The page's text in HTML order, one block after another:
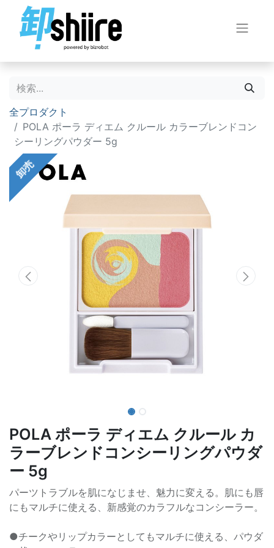
全プロダクト
POLA ポーラ ディエム クルール カラーブレンドコン
シーリングパウダー 5g
卸売
POLA ポーラ ディエム クルール カ
ラーブレンドコンシーリングパウダ
ー 5g
パーツトラブルを肌になじませ、魅力に変える。肌にも唇
にもマルチに使える、新感覚のカラフルなコンシーラー。
●チークやリップカラーとしてもマルチに使える、パウダ